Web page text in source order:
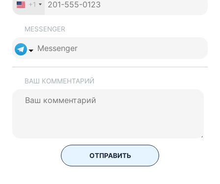
+1
MESSENGER
ВАШ КОММЕНТАРИЙ
ОТПРАВИТЬ